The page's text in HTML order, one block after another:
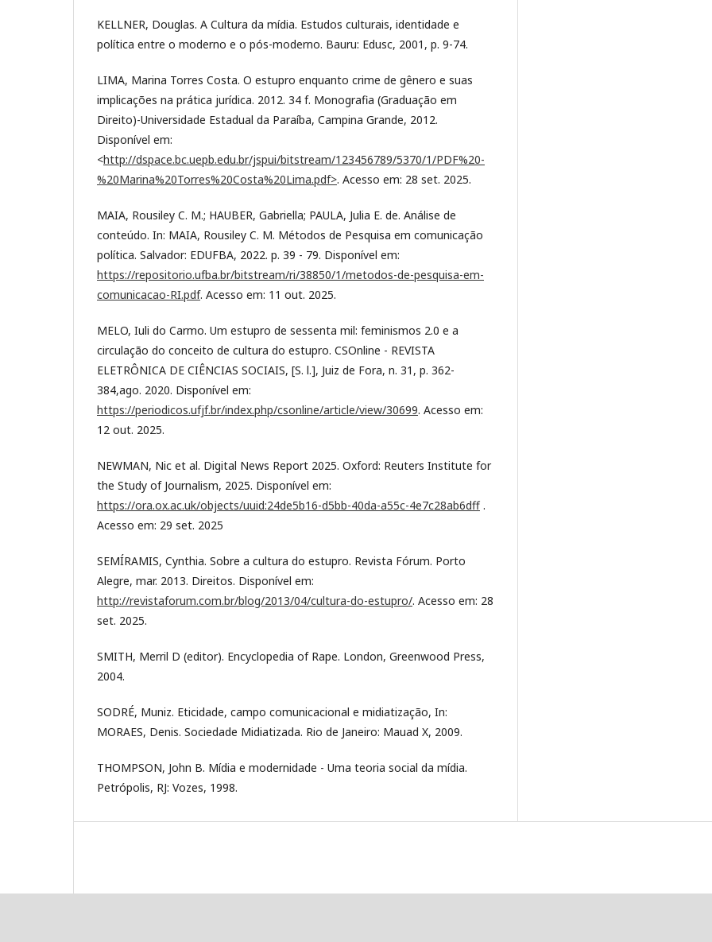
KELLNER, Douglas. A Cultura da mídia. Estudos culturais, identidade e
política entre o moderno e o pós-moderno. Bauru: Edusc, 2001, p. 9-74.
LIMA, Marina Torres Costa. O estupro enquanto crime de gênero e suas
implicações na prática jurídica. 2012. 34 f. Monografia (Graduação em
Direito)-Universidade Estadual da Paraíba, Campina Grande, 2012.
Disponível em:
<http://dspace.bc.uepb.edu.br/jspui/bitstream/123456789/5370/1/PDF%20-
%20Marina%20Torres%20Costa%20Lima.pdf>. Acesso em: 28 set. 2025.
MAIA, Rousiley C. M.; HAUBER, Gabriella; PAULA, Julia E. de. Análise de
conteúdo. In: MAIA, Rousiley C. M. Métodos de Pesquisa em comunicação
política. Salvador: EDUFBA, 2022. p. 39 - 79. Disponível em:
https://repositorio.ufba.br/bitstream/ri/38850/1/metodos-de-pesquisa-em-
comunicacao-RI.pdf. Acesso em: 11 out. 2025.
MELO, Iuli do Carmo. Um estupro de sessenta mil: feminismos 2.0 e a
circulação do conceito de cultura do estupro. CSOnline - REVISTA
ELETRÔNICA DE CIÊNCIAS SOCIAIS, [S. l.], Juiz de Fora, n. 31, p. 362-
384,ago. 2020. Disponível em:
https://periodicos.ufjf.br/index.php/csonline/article/view/30699. Acesso em:
12 out. 2025.
NEWMAN, Nic et al. Digital News Report 2025. Oxford: Reuters Institute for
the Study of Journalism, 2025. Disponível em:
https://ora.ox.ac.uk/objects/uuid:24de5b16-d5bb-40da-a55c-4e7c28ab6dff .
Acesso em: 29 set. 2025
SEMÍRAMIS, Cynthia. Sobre a cultura do estupro. Revista Fórum. Porto
Alegre, mar. 2013. Direitos. Disponível em:
http://revistaforum.com.br/blog/2013/04/cultura-do-estupro/. Acesso em: 28
set. 2025.
SMITH, Merril D (editor). Encyclopedia of Rape. London, Greenwood Press,
2004.
SODRÉ, Muniz. Eticidade, campo comunicacional e midiatização, In:
MORAES, Denis. Sociedade Midiatizada. Rio de Janeiro: Mauad X, 2009.
THOMPSON, John B. Mídia e modernidade - Uma teoria social da mídia.
Petrópolis, RJ: Vozes, 1998.